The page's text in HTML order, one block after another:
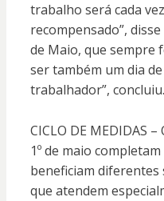
trabalho será cada
recompensado”,
de Maio, que sempre
ser também um dia
trabalhador”, concluiu.
CICLO DE MEDIDAS
1º de maio
beneficiam diferentes
que atendem